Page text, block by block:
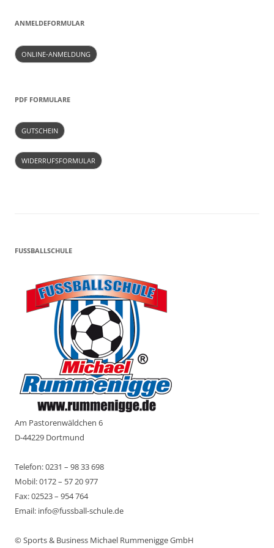
ANMELDEFORMULAR
ONLINE-ANMELDUNG
PDF FORMULARE
GUTSCHEIN
WIDERRUFSFORMULAR
FUSSBALLSCHULE
Am Pastorenwäldchen 6
D-44229 Dortmund
Telefon: 0231 – 98 33 698
Mobil: 0172 – 57 20 977
Fax: 02523 – 954 764
Email: info@fussball-schule.de
© Sports & Business Michael Rummenigge GmbH